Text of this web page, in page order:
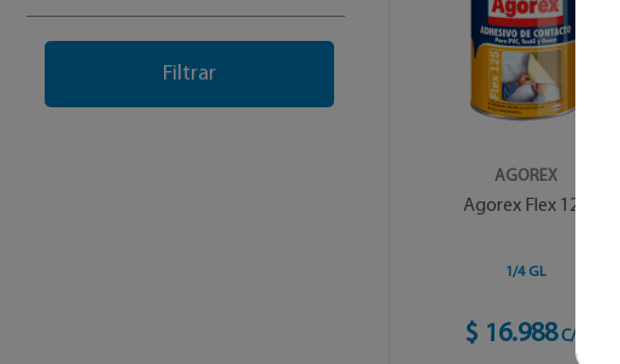
AGOREX
Agorex Flex 125
1/4 GL
$ 16.988 C/U